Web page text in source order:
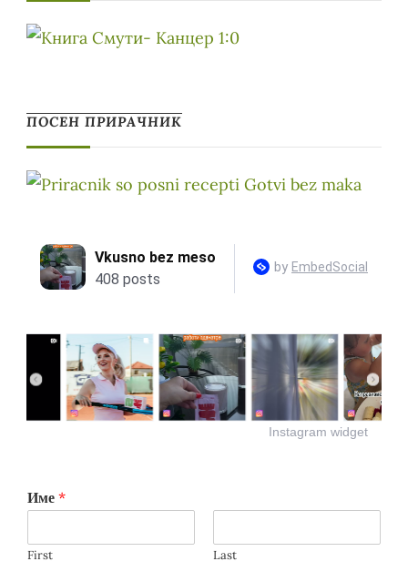
ПОСЕН ПРИРАЧНИК
Instagram widget
Име *
First Last